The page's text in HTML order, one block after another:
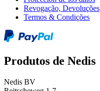
Revogação, Devoluções
Termos & Condições
Produtos de Nedis
Nedis BV